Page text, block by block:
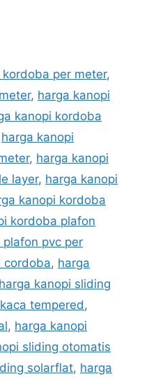
per meter,
, harga kanopi
kanopi kordoba
harga kanopi
, harga kanopi
layer, harga kanopi
kanopi kordoba
kordoba plafon
pvc per
cordoba, harga
harga kanopi sliding
tempered,
, harga kanopi
sliding otomatis
solarflat, harga